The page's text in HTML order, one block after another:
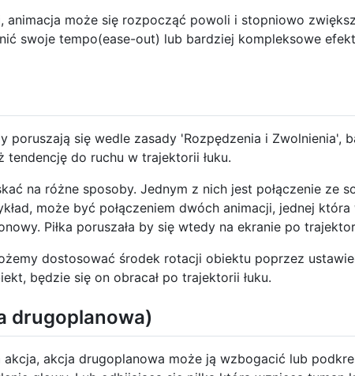
animacja może się rozpocząć powoli i stopniowo
swoje tempo(ease-out) lub bardziej kompleksowe
poruszają się wedle zasady 'Rozpędzenia i Zwolnienia',
tendencję do ruchu w trajektorii łuku.
na różne sposoby. Jednym z nich jest połączenie ze
może być połączeniem dwóch animacji, jednej
Piłka poruszała by się wtedy na ekranie po
dostosować środek rotacji obiektu poprzez
będzie się on obracał po trajektorii łuku.
drugoplanowa)
akcja, akcja drugoplanowa może ją wzbogacić lub